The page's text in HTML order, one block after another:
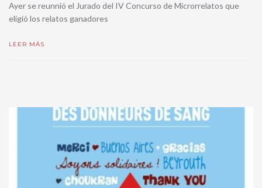
Ayer se reunnió el Jurado del IV Concurso de Microrrelatos que
eligió los relatos ganadores
LEER MÁS